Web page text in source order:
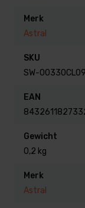
Kleur Beige
Merk
Astral
SKU
SW-
EAN
Gewicht
0,2 kg
Merk
Astral